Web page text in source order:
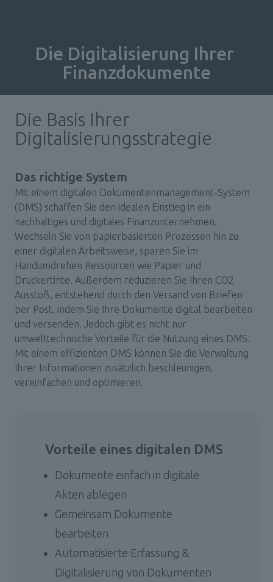
Die Digitalisierung Ihrer
Finanzdokumente
Die Basis Ihrer
Digitalisierungsstrategie
Das richtige System
Mit einem digitalen Dokumentenmanagement-System
(DMS) schaffen Sie den idealen Einstieg in ein
nachhaltiges und digitales Finanzunternehmen.
Wechseln Sie von papierbasierten Prozessen hin zu
einer digitalen Arbeitsweise, sparen Sie im
Handumdrehen Ressourcen wie Papier und
Druckertinte. Außerdem reduzieren Sie Ihren CO2
Ausstoß, entstehend durch den Versand von Briefen
per Post, indem Sie Ihre Dokumente digital bearbeiten
und versenden. Jedoch gibt es nicht nur
umwelttechnische Vorteile für die Nutzung eines DMS.
Mit einem effizienten DMS können Sie die Verwaltung
Ihrer Informationen zusätzlich beschleunigen,
vereinfachen und optimieren.
Vorteile eines digitalen DMS
Dokumente einfach in digitale
Akten ablegen
Gemeinsam Dokumente
bearbeiten
Automatisierte Erfassung &
Digitalisierung von Dokumenten